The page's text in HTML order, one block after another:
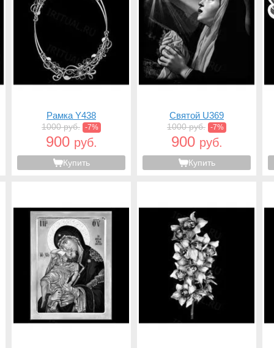
Рамка Y438
1000 руб. -7%
900 руб.
Купить
Святой U369
1000 руб. -7%
900 руб.
Купить